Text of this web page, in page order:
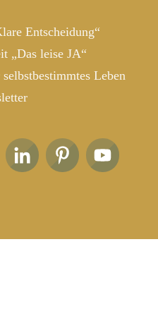
Entscheidung“
„Das leise JA“
Leben